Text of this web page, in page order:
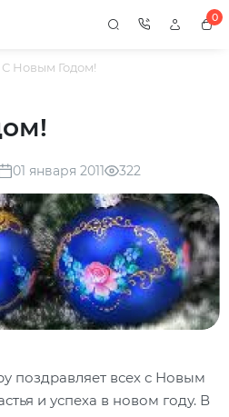
0
С Новым Годом!
01 января 2011 322
поздравляет всех с Новым
и успеха в новом году. В